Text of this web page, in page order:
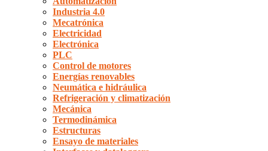
Industria 4.0
Mecatrónica
Electricidad
Electrónica
PLC
Control de motores
Energías renovables
Neumática e hidráulica
Refrigeración y climatización
Mecánica
Termodinámica
Estructuras
Ensayo de materiales